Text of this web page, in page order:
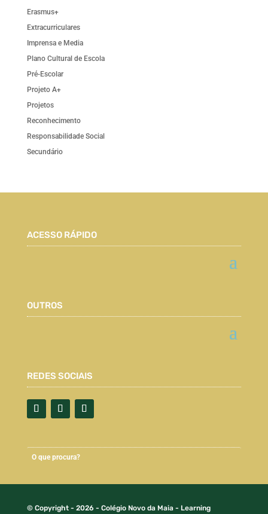
Erasmus+
Extracurriculares
Imprensa e Media
Plano Cultural de Escola
Pré-Escolar
Projeto A+
Projetos
Reconhecimento
Responsabilidade Social
Secundário
ACESSO RÁPIDO
OUTROS
REDES SOCIAIS
© Copyright - 2026 - Colégio Novo da Maia - Learning